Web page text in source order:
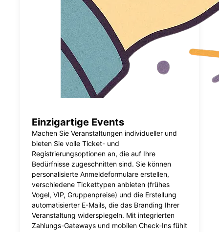
Einzigartige Events
Machen Sie Veranstaltungen individueller und
bieten Sie volle Ticket- und
Registrierungsoptionen an, die auf Ihre
Bedürfnisse zugeschnitten sind. Sie können
personalisierte Anmeldeformulare erstellen,
verschiedene Tickettypen anbieten (frühes
Vogel, VIP, Gruppenpreise) und die Erstellung
automatisierter E-Mails, die das Branding Ihrer
Veranstaltung widerspiegeln. Mit integrierten
Zahlungs-Gateways und mobilen Check-Ins fühlt